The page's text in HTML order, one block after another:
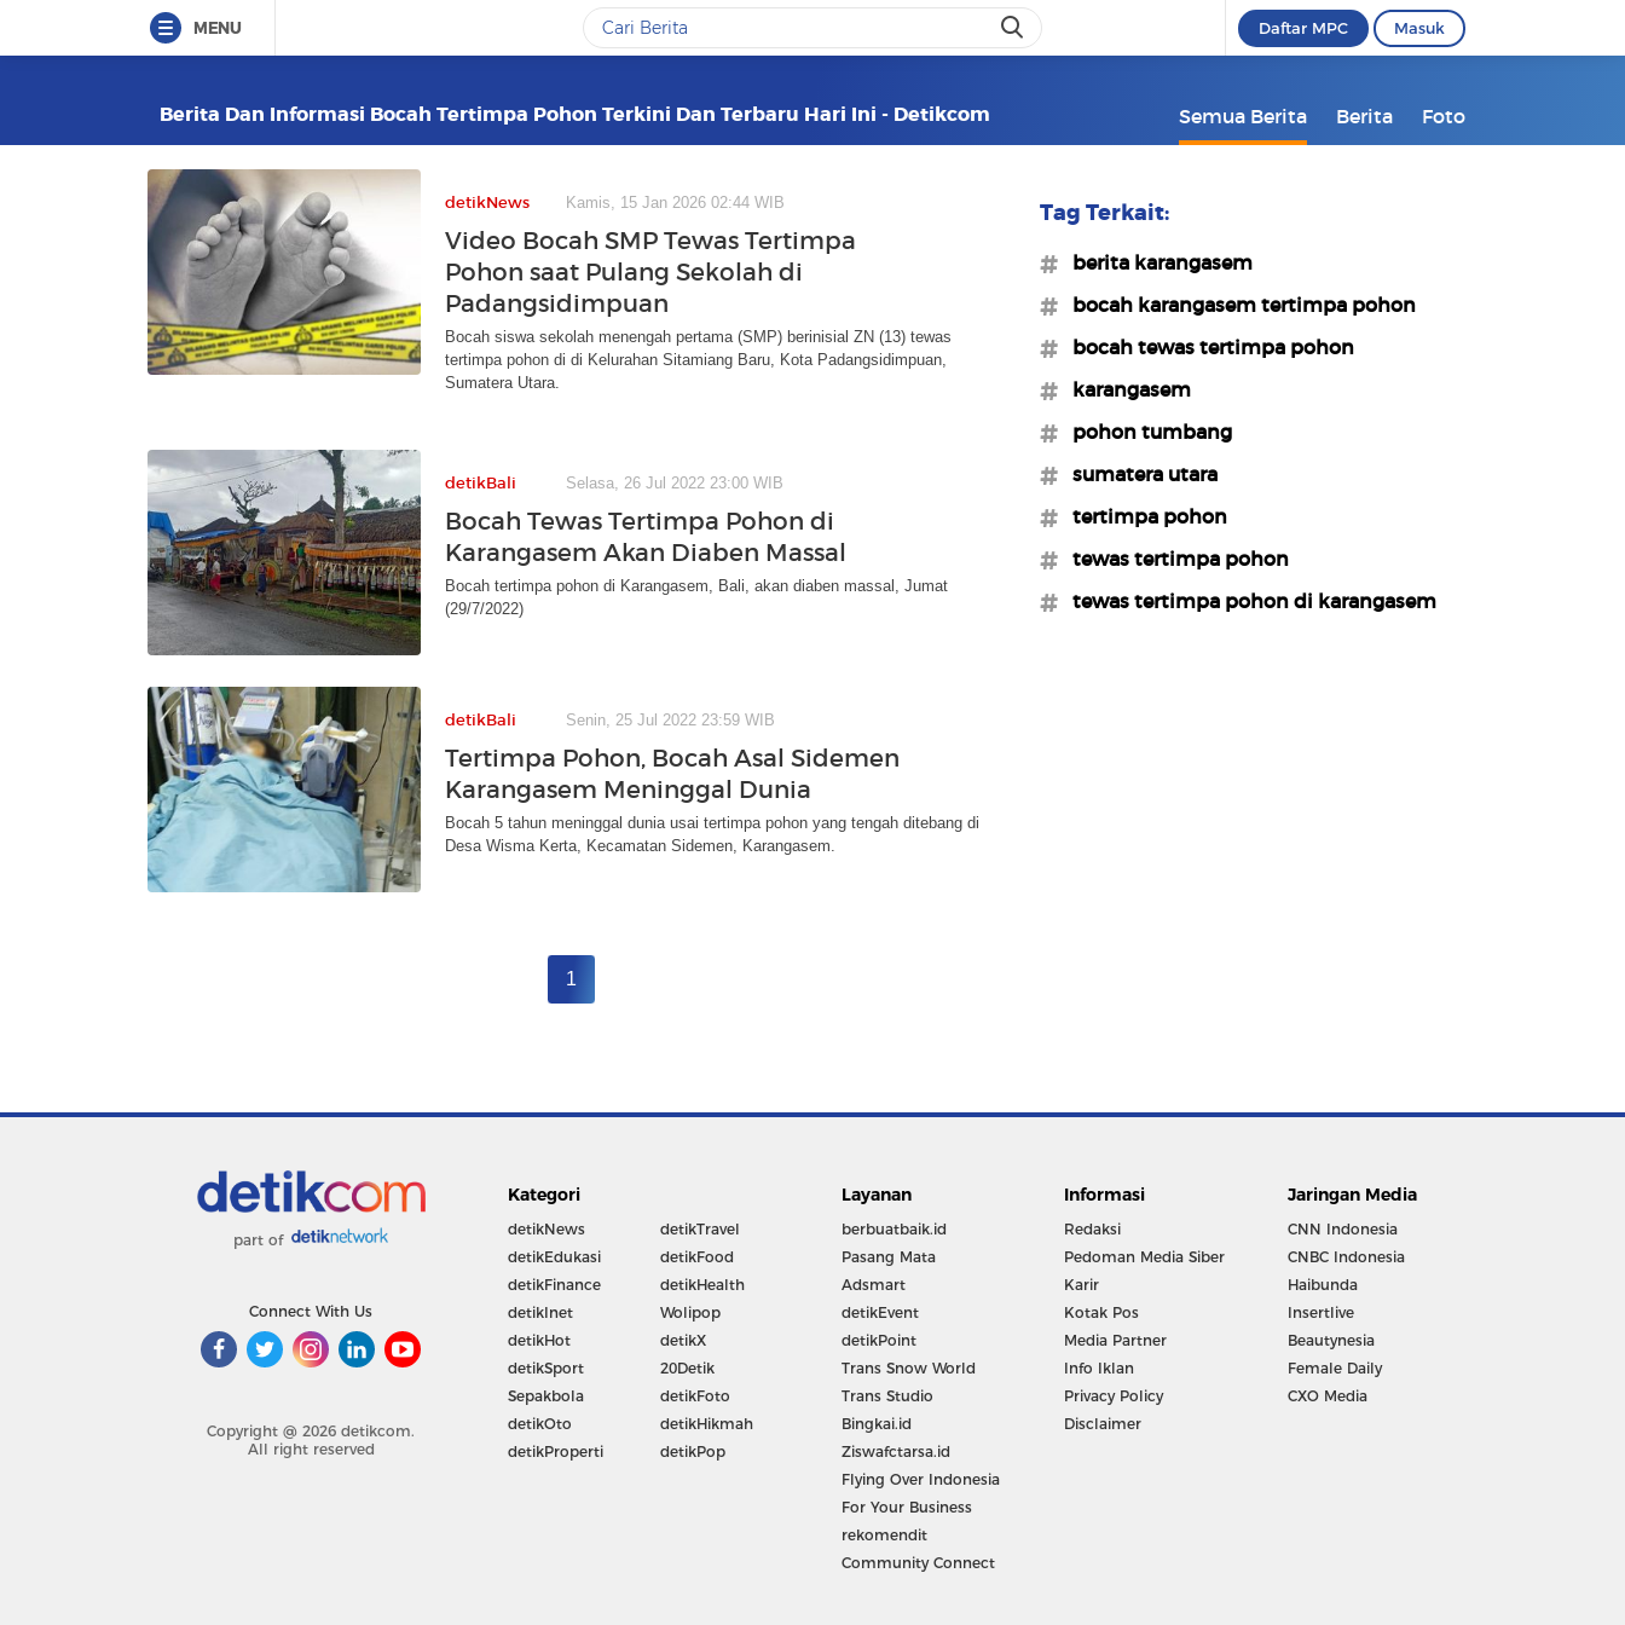
MENU Daftar MPC Masuk
Berita Dan Informasi Bocah Tertimpa Pohon Terkini Dan Terbaru Hari Ini - Detikcom Semua Berita Berita Foto
detikNews Kamis, 15 Jan 2026 02:44 WIB
Video Bocah SMP Tewas Tertimpa
Pohon saat Pulang Sekolah di
Padangsidimpuan
Bocah siswa sekolah menengah pertama (SMP) berinisial ZN (13) tewas
tertimpa pohon di di Kelurahan Sitamiang Baru, Kota Padangsidimpuan,
Sumatera Utara.
detikBali Selasa, 26 Jul 2022 23:00 WIB
Bocah Tewas Tertimpa Pohon di
Karangasem Akan Diaben Massal
Bocah tertimpa pohon di Karangasem, Bali, akan diaben massal, Jumat
(29/7/2022)
detikBali Senin, 25 Jul 2022 23:59 WIB
Tertimpa Pohon, Bocah Asal Sidemen
Karangasem Meninggal Dunia
Bocah 5 tahun meninggal dunia usai tertimpa pohon yang tengah ditebang di
Desa Wisma Kerta, Kecamatan Sidemen, Karangasem.
1
Tag Terkait:
#berita karangasem
#bocah karangasem tertimpa pohon
#bocah tewas tertimpa pohon
#karangasem
#pohon tumbang
#sumatera utara
#tertimpa pohon
#tewas tertimpa pohon
#tewas tertimpa pohon di karangasem
part of
Connect With Us
Copyright @ 2026 detikcom.
All right reserved
Kategori
detikNews
detikEdukasi
detikFinance
detikInet
detikHot
detikSport
Sepakbola
detikOto
detikProperti
detikTravel
detikFood
detikHealth
Wolipop
detikX
20Detik
detikFoto
detikHikmah
detikPop
Layanan
berbuatbaik.id
Pasang Mata
Adsmart
detikEvent
detikPoint
Trans Snow World
Trans Studio
Bingkai.id
Ziswafctarsa.id
Flying Over Indonesia
For Your Business
rekomendit
Community Connect
Informasi
Redaksi
Pedoman Media Siber
Karir
Kotak Pos
Media Partner
Info Iklan
Privacy Policy
Disclaimer
Jaringan Media
CNN Indonesia
CNBC Indonesia
Haibunda
Insertlive
Beautynesia
Female Daily
CXO Media